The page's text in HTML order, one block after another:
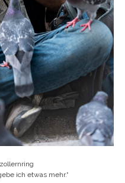
ich etwas mehr.“